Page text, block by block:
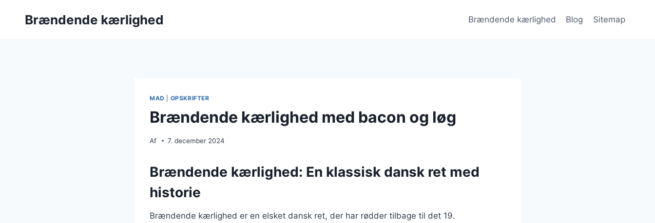
Brændende kærlighed Brændende kærlighed Blog Sitemap
MAD OPSKRIFTER
Brændende kærlighed med bacon og løg
Af 7. december 2024
Brændende kærlighed: En klassisk dansk ret med
historie
Brændende kærlighed er en elsket dansk ret, der har rødder tilbage til det 19.